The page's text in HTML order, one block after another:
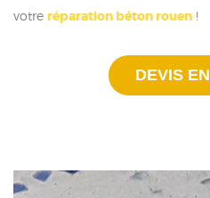
votre réparation béton rouen !
DEVIS